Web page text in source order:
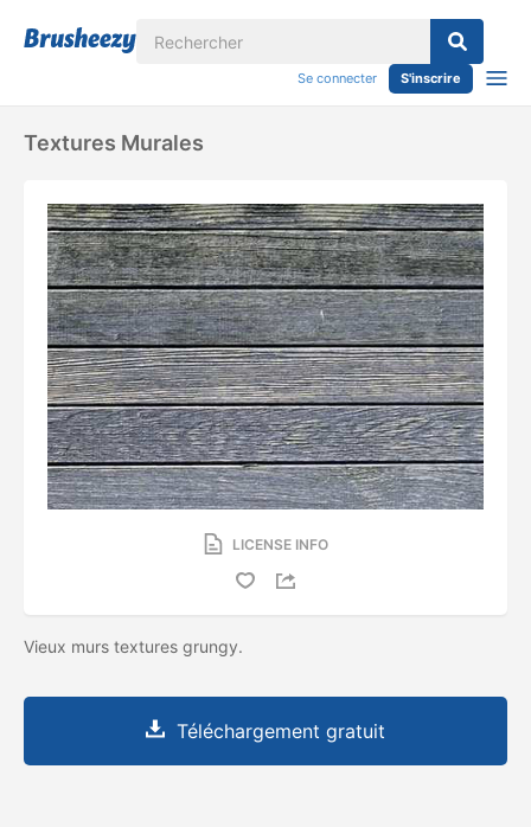
Se connecter S'inscrire
Textures Murales
LICENSE INFO
Vieux murs textures grungy.
Téléchargement gratuit